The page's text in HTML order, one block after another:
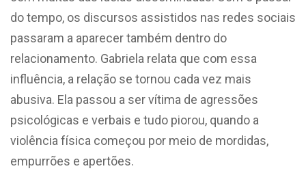
do tempo, os discursos assistidos nas redes sociais
passaram a aparecer também dentro do
relacionamento. Gabriela relata que com essa
influência, a relação se tornou cada vez mais
abusiva. Ela passou a ser vítima de agressões
psicológicas e verbais e tudo piorou, quando a
violência física começou por meio de mordidas,
empurrões e apertões.